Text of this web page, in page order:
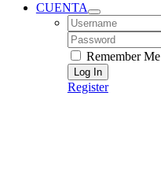
CUENTA
Username:
Password:
Remember Me
Register